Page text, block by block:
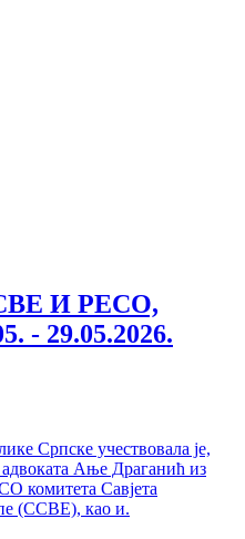
И PECO,
29.05.2026.
Српске учествовала је,
Ање Драганић из
комитета Савјета
(CCBE), као и.